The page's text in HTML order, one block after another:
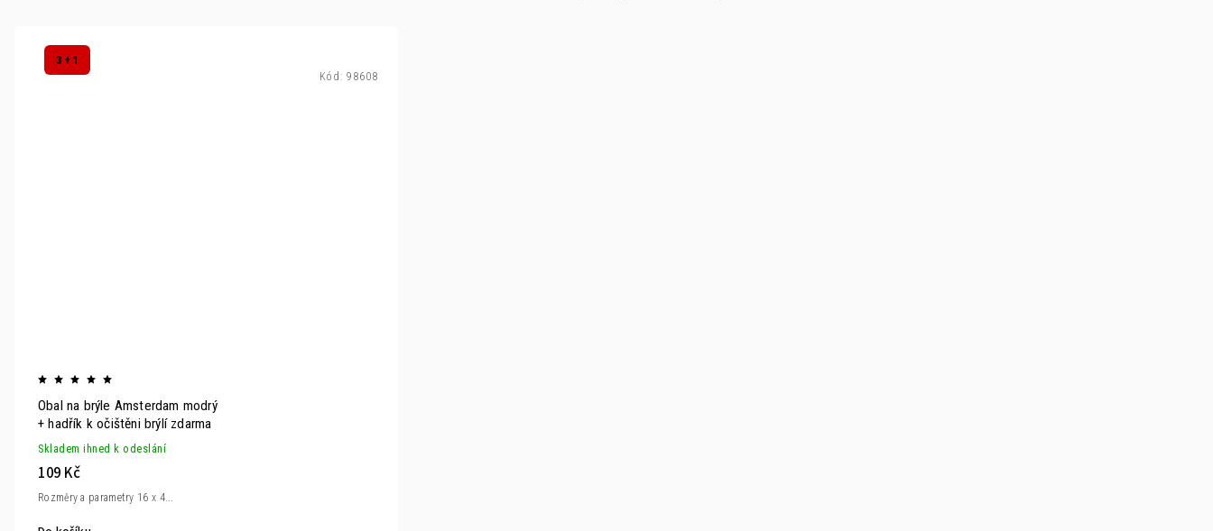
3 + 1
Obal na brýle Amsterdam modrý
+ hadřík k očištěni brýlí zdarma
Skladem ihned k odeslání
109 Kč
Rozměry a parametry 16 x 4...
Kód: 98608